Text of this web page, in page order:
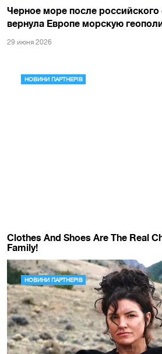
Черное море после
вернула Европе морскую
29 июня 2026